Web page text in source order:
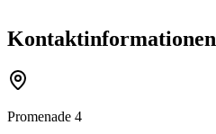
Kontaktinformationen
Promenade 4